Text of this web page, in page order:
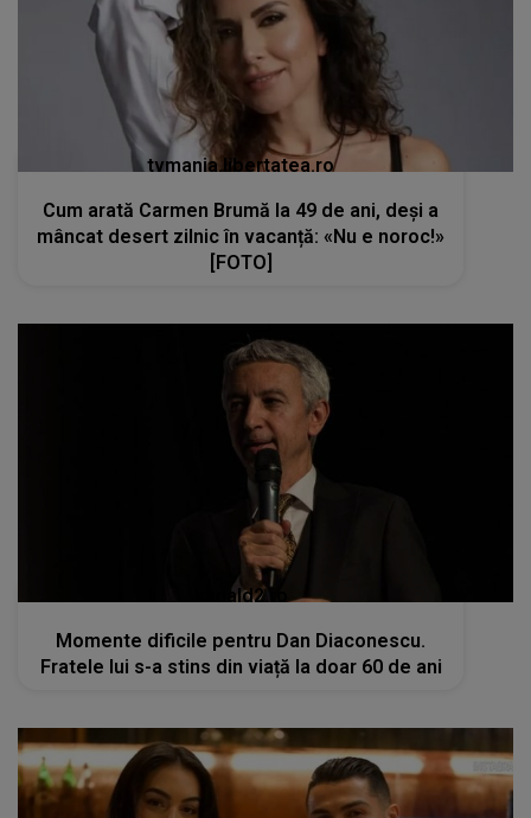
tvmania.libertatea.ro
Cum arată Carmen Brumă la 49 de ani, deși a
mâncat desert zilnic în vacanță: «Nu e noroc!»
[FOTO]
kanald2.ro
Momente dificile pentru Dan Diaconescu.
Fratele lui s-a stins din viață la doar 60 de ani